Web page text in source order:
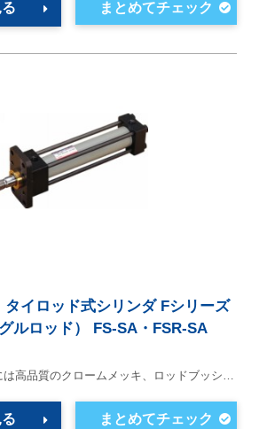
タイロッド式シリンダ Fシリーズ
ルロッド） FS-SA・FSR-SA
は高品質のクロームメッキ、ロッドブッシ…